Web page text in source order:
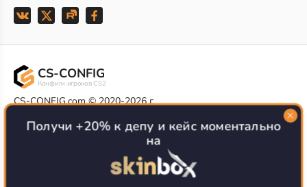
CS-CONFIG
Конфиги игроков CS2
CS-CONFIG.com © 2020-2026 г.
РЕКЛАМА НА САЙТЕ
Все доступные варианты размещения
Согласие на обработку данных
О CS-CONFIG.COM
Получи +20% к депу и кейс моментально
на